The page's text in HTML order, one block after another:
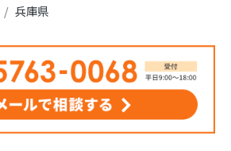
兵庫県